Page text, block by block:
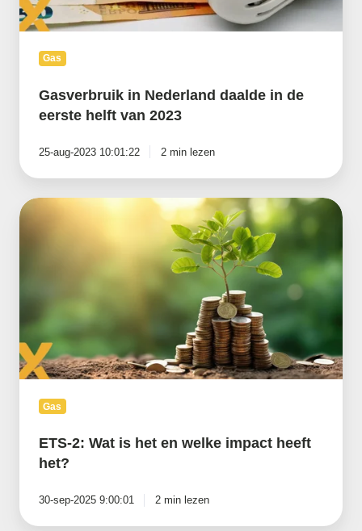
Gas
Gasverbruik in Nederland daalde in de
eerste helft van 2023
25-aug-2023 10:01:22 2 min lezen
ETS-
2:
heeft
het?
Gas
ETS-2: Wat is het en welke impact heeft
het?
30-sep-2025 9:00:01 2 min lezen